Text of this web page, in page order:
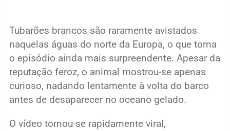
Tubarões brancos são raramente avistados
naquelas águas do norte da Europa, o que torna
o episódio ainda mais surpreendente. Apesar da
reputação feroz, o animal mostrou-se apenas
curioso, nadando lentamente à volta do barco
antes de desaparecer no oceano gelado.
O vídeo tornou-se rapidamente viral,